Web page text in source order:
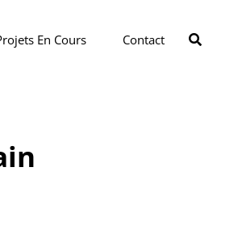
En Cours Contact